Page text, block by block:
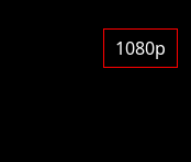
1080p